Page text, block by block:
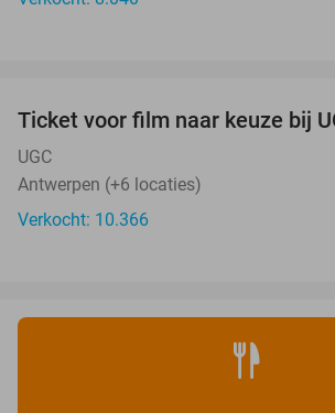
Ticket voor film naar keuze bij
UGC
Antwerpen (+6 locaties)
Verkocht: 10.366